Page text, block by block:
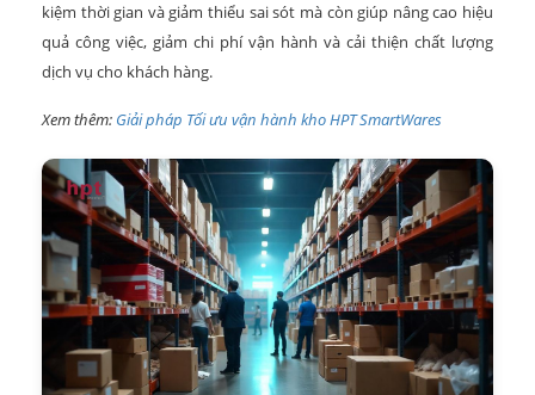
kiệm thời gian và giảm thiểu sai sót mà còn giúp nâng cao hiệu
quả công việc, giảm chi phí vận hành và cải thiện chất lượng
dịch vụ cho khách hàng.
Xem thêm: Giải pháp Tối ưu vận hành kho HPT SmartWares